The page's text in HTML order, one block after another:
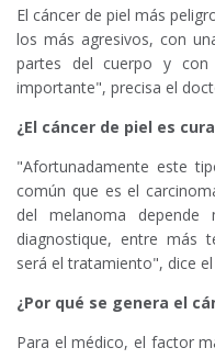
El cáncer de piel más
los más agresivos, con
partes del cuerpo y con
importante", precisa el
¿El cáncer de piel es
"Afortunadamente este
común que es el
del melanoma
diagnostique, entre más
será el tratamiento", dice
¿Por qué se genera el
Para el médico, el factor